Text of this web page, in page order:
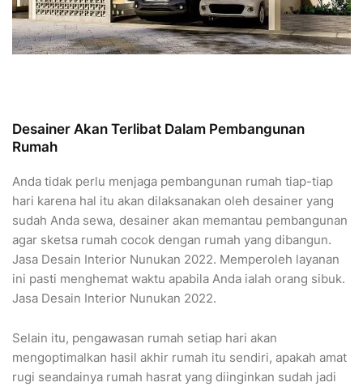
Desainer Akan Terlibat Dalam Pembangunan
Rumah
Anda tidak perlu menjaga pembangunan rumah tiap-tiap
hari karena hal itu akan dilaksanakan oleh desainer yang
sudah Anda sewa, desainer akan memantau pembangunan
agar sketsa rumah cocok dengan rumah yang dibangun.
Jasa Desain Interior Nunukan 2022. Memperoleh layanan
ini pasti menghemat waktu apabila Anda ialah orang sibuk.
Jasa Desain Interior Nunukan 2022.
Selain itu, pengawasan rumah setiap hari akan
mengoptimalkan hasil akhir rumah itu sendiri, apakah amat
rugi seandainya rumah hasrat yang diinginkan sudah jadi